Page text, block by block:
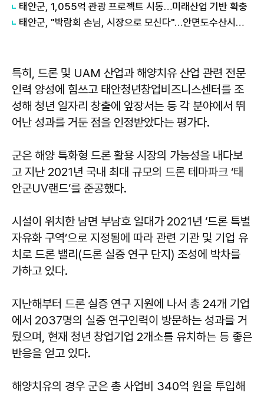
태안군, 1,055억 관광 프로젝트 시동…미래산업 기반 확충
태안군, "박람회 손님, 시장으로 모신다"…안면도수산시장 '봄 수산물 대잔치'
특히, 드론 및 UAM 산업과 해양치유 산업 관련 전문
인력 양성에 힘쓰고 태안청년창업비즈니스센터를 조
성해 청년 일자리 창출에 앞장서는 등 각 분야에서 뛰
어난 성과를 거둔 점을 인정받았다는 평가다.
군은 해양 특화형 드론 활용 시장의 가능성을 내다보
고 지난 2021년 국내 최대 규모의 드론 테마파크 ‘태
안군UV랜드’를 준공했다.
시설이 위치한 남면 부남호 일대가 2021년 ‘드론 특별
자유화 구역’으로 지정됨에 따라 관련 기관 및 기업 유
치로 드론 밸리(드론 실증 연구 단지) 조성에 박차를
가하고 있다.
지난해부터 드론 실증 연구 지원에 나서 총 24개 기업
에서 2037명의 실증 연구인력이 방문하는 성과를 거
뒀으며, 현재 청년 창업기업 2개소를 유치하는 등 좋은
반응을 얻고 있다.
해양치유의 경우 군은 총 사업비 340억 원을 투입해